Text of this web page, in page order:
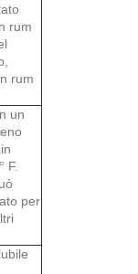
rum
rum
un
F.
per